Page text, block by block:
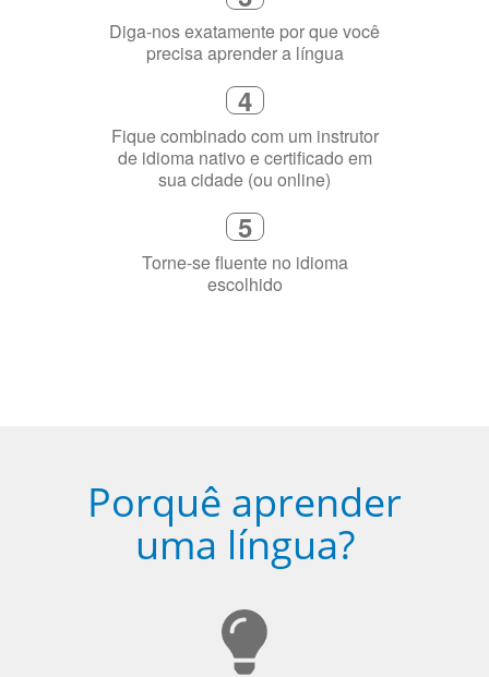
Selecione uma duração de curso
flexível que se ajuste à sua agenda
3
Diga-nos exatamente por que você
precisa aprender a língua
4
Fique combinado com um instrutor
de idioma nativo e certificado em
sua cidade (ou online)
Porquê aprender
uma língua?